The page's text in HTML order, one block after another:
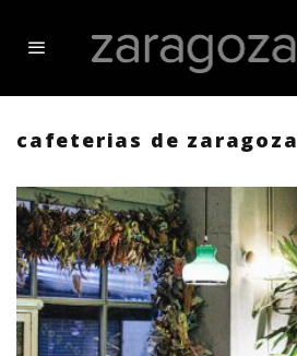
cafeterias de zaragoza